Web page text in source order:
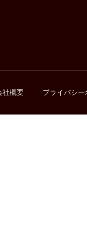
社概要 プライバシー